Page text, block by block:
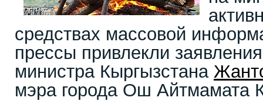
средствах массовой
прессы привлекли
министра Кыргызстана
мэра города Ош Айтмамата